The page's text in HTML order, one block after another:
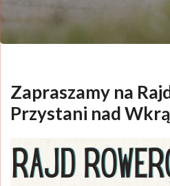
Zapraszamy na
Przystani nad